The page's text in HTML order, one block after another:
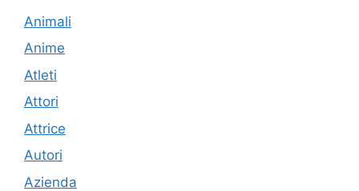
Animali
Anime
Atleti
Attori
Attrice
Autori
Azienda